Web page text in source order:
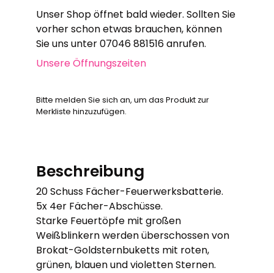
Unser Shop öffnet bald wieder. Sollten Sie
vorher schon etwas brauchen, können
Sie uns unter 07046 881516 anrufen.
Unsere Öffnungszeiten
Bitte melden Sie sich an, um das Produkt zur
Merkliste hinzuzufügen.
Beschreibung
20 Schuss Fächer-Feuerwerksbatterie.
5x 4er Fächer-Abschüsse.
Starke Feuertöpfe mit großen
Weißblinkern werden überschossen von
Brokat-Goldsternbuketts mit roten,
grünen, blauen und violetten Sternen.